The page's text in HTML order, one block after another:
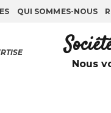
QUI SOMMES-NOUS
Nous